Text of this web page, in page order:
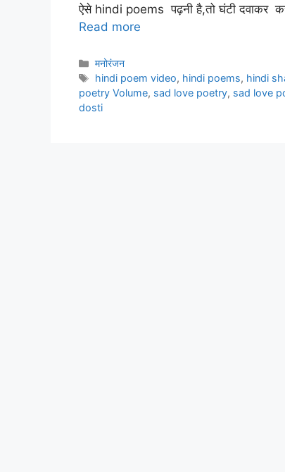
ऐसे hindi poems पढ़नी है,तो घंटी दवाकर
Read more
Categories
मनोरंजन
Tags
hindi poem video, hindi poems, hindi
poetry Volume, sad love poetry, sad love
dosti